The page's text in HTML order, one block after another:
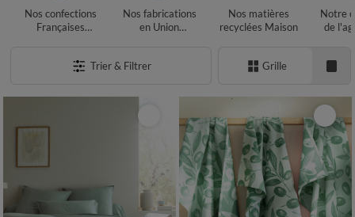
Nos confections
Françaises
Nos fabrications
en Union
Nos matières
recyclées Maison
Notre
de
Trier & Filtrer
Grille